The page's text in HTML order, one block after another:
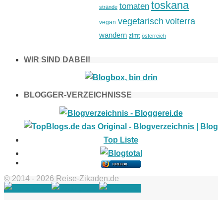
strände tomaten toskana
vegan vegetarisch volterra
wandern zimt österreich
WIR SIND DABEI!
BLOGGER-VERZEICHNISSE
FIREFOX
© 2014 - 2026 Reise-Zikaden.de